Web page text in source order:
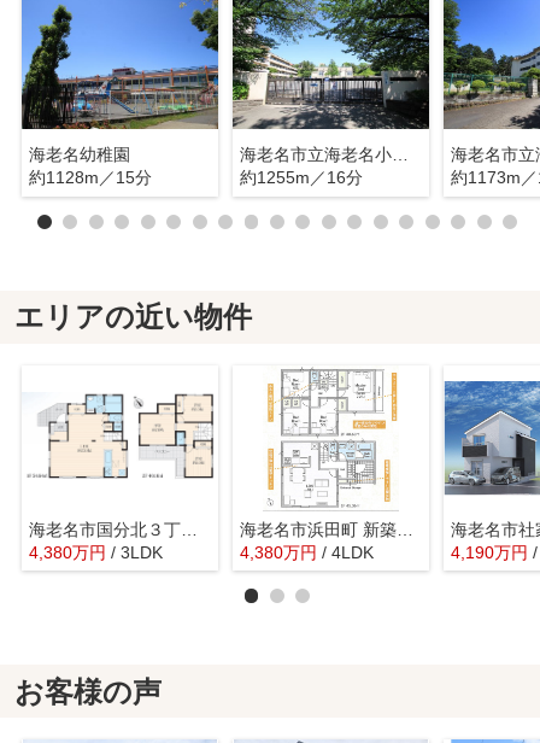
海老名幼稚園
約1128m／15分
海老名市立海老名小学校
約1255m／16分
約1173m
エリアの近い物件
海老名市国分北３丁目 中古戸建て【仲介手数料無料】
4,380万円 / 3LDK
海老名市浜田町 新築戸建て 全１棟【仲介手数料無料】
4,380万円 / 4LDK 4,190万円
お客様の声